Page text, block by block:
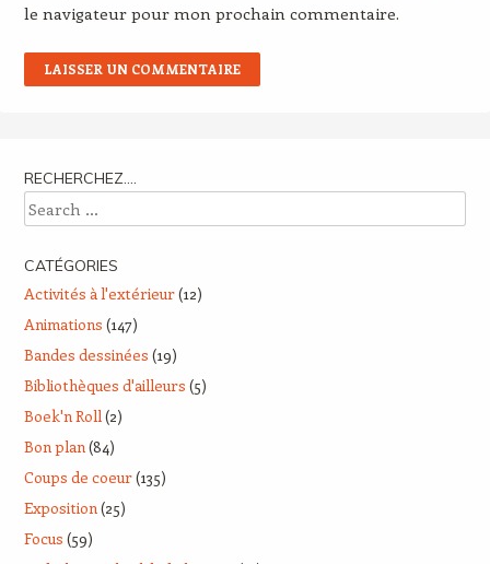
le navigateur pour mon prochain commentaire.
RECHERCHEZ….
Search
CATÉGORIES
Activités à l'extérieur(12)
Animations (147)
Bandes dessinées (19)
Bibliothèques d'ailleurs (5)
Boek'n Roll(2)
Bon plan(84)
Coups de coeur(135)
Exposition(25)
Focus (59)